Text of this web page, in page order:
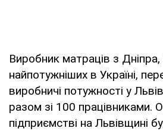
Виробник матраців з
найпотужніших в Україні,
виробничі потужності у
разом зі 100 працівниками.
підприємстві на Львівщині